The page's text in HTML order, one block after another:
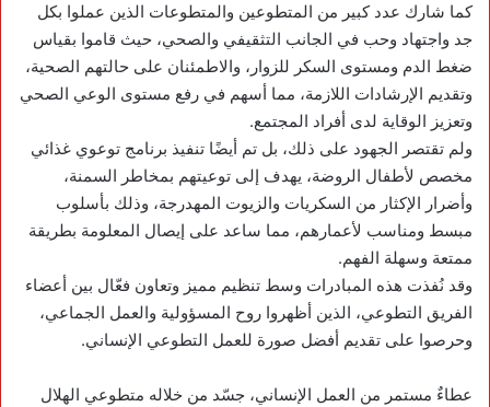
كما شارك عدد كبير من المتطوعين والمتطوعات الذين عملوا بكل
جد واجتهاد وحب في الجانب التثقيفي والصحي، حيث قاموا بقياس
ضغط الدم ومستوى السكر للزوار، والاطمئنان على حالتهم الصحية،
وتقديم الإرشادات اللازمة، مما أسهم في رفع مستوى الوعي الصحي
وتعزيز الوقاية لدى أفراد المجتمع.
ولم تقتصر الجهود على ذلك، بل تم أيضًا تنفيذ برنامج توعوي غذائي
مخصص لأطفال الروضة، يهدف إلى توعيتهم بمخاطر السمنة،
وأضرار الإكثار من السكريات والزيوت المهدرجة، وذلك بأسلوب
مبسط ومناسب لأعمارهم، مما ساعد على إيصال المعلومة بطريقة
ممتعة وسهلة الفهم.
وقد نُفذت هذه المبادرات وسط تنظيم مميز وتعاون فعّال بين أعضاء
الفريق التطوعي، الذين أظهروا روح المسؤولية والعمل الجماعي،
وحرصوا على تقديم أفضل صورة للعمل التطوعي الإنساني.
عطاءٌ مستمر من العمل الإنساني، جسّد من خلاله متطوعي الهلال